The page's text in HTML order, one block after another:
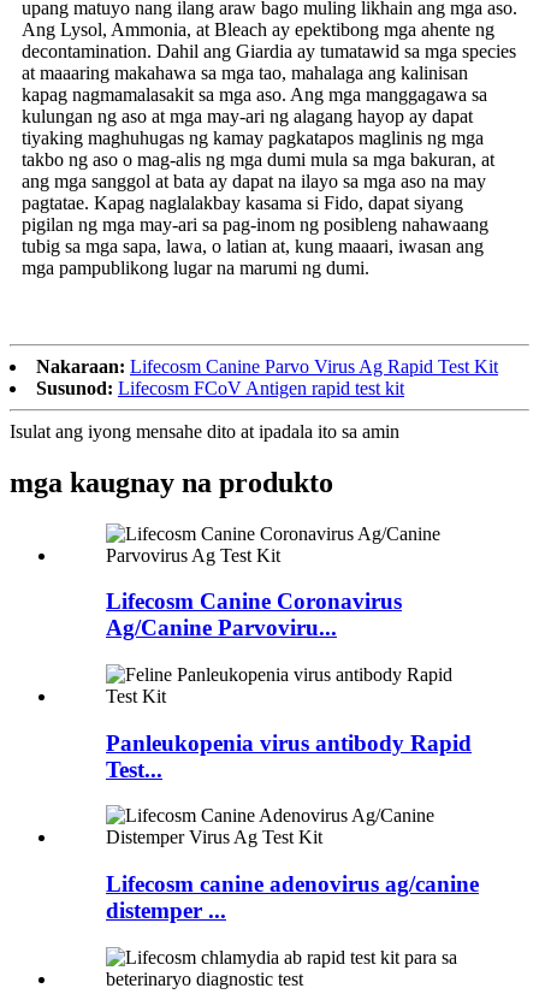
upang matuyo nang ilang araw bago muling likhain ang mga aso.
Ang Lysol, Ammonia, at Bleach ay epektibong mga ahente ng
decontamination. Dahil ang Giardia ay tumatawid sa mga species
at maaaring makahawa sa mga tao, mahalaga ang kalinisan
kapag nagmamalasakit sa mga aso. Ang mga manggagawa sa
kulungan ng aso at mga may-ari ng alagang hayop ay dapat
tiyaking maghuhugas ng kamay pagkatapos maglinis ng mga
takbo ng aso o mag-alis ng mga dumi mula sa mga bakuran, at
ang mga sanggol at bata ay dapat na ilayo sa mga aso na may
pagtatae. Kapag naglalakbay kasama si Fido, dapat siyang
pigilan ng mga may-ari sa pag-inom ng posibleng nahawaang
tubig sa mga sapa, lawa, o latian at, kung maaari, iwasan ang
mga pampublikong lugar na marumi ng dumi.
Nakaraan: Lifecosm Canine Parvo Virus Ag Rapid Test Kit
Susunod: Lifecosm FCoV Antigen rapid test kit
Isulat ang iyong mensahe dito at ipadala ito sa amin
mga kaugnay na produkto
Lifecosm Canine Coronavirus
Ag/Canine Parvoviru...
Panleukopenia virus antibody Rapid
Test...
Lifecosm canine adenovirus ag/canine
distemper ...